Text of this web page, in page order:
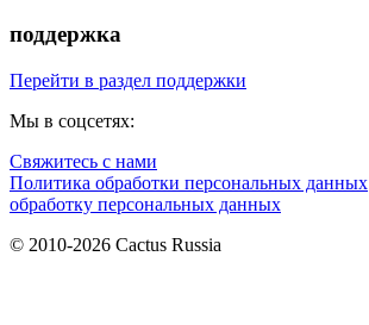
поддержка
Перейти в раздел поддержки
Мы в соцсетях:
Свяжитесь с нами
Политика обработки персональных данных
обработку персональных данных
© 2010-2026 Cactus Russia